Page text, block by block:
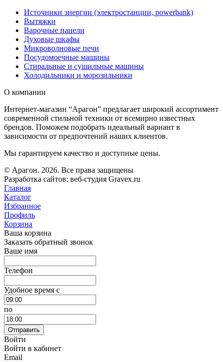
Источники энергии (электростанции, powerbank)
Вытяжки
Варочные панели
Духовые шкафы
Микроволновые печи
Посудомоечные машины
Стиральные и сушильные машины
Холодильники и морозильники
О компании
Интернет-магазин “Арагон” предлагает широкий ассортимент
современной стильной техники от всемирно известных
брендов. Поможем подобрать идеальный вариант в
зависимости от предпочтений наших клиентов.
Мы гарантируем качество и доступные цены.
© Арагон. 2026. Все права защищены
Разработка сайтов: веб-студия Gravex.ru
Главная
Каталог
Избранное
Профиль
Корзина
Ваша корзина
Заказать обратный звонок
Ваше имя
Телефон
Удобное время c
по
Отправить
Войти
Войти в кабинет
Email